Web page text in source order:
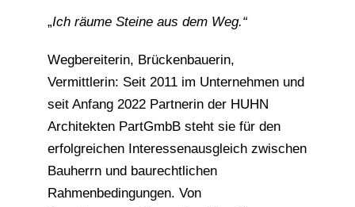
„Ich räume Steine aus dem Weg.“
Wegbereiterin, Brückenbauerin,
Vermittlerin: Seit 2011 im Unternehmen und
seit Anfang 2022 Partnerin der HUHN
Architekten PartGmbB steht sie für den
erfolgreichen Interessenausgleich zwischen
Bauherrn und baurechtlichen
Rahmenbedingungen. Von